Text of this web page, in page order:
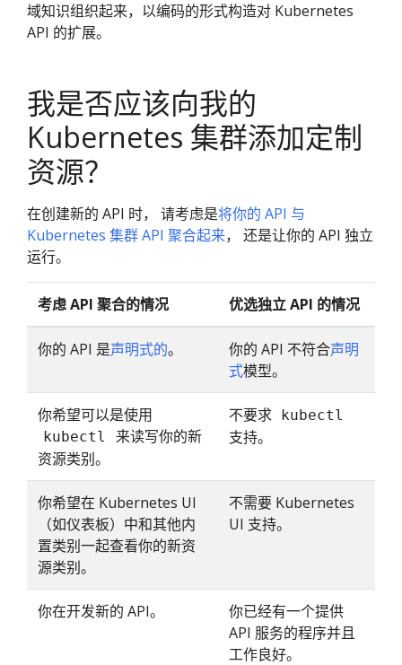
域知识组织起来，以编码的形式构造对 Kubernetes
API 的扩展。
我是否应该向我的
Kubernetes 集群添加定制
资源？
在创建新的 API 时， 请考虑是将你的 API 与
Kubernetes 集群 API 聚合起来， 还是让你的 API 独立
运行。
考虑 API 聚合的情况 优选独立 API 的情况
你的 API 是声明式的。 你的 API 不符合声明
式模型。
你希望可以是使用
kubectl
来读写你的新
资源类别。
不要求 kubectl
支持。
你希望在 Kubernetes UI
（如仪表板）中和其他内
置类别一起查看你的新资
源类别。
不需要 Kubernetes
UI 支持。
你在开发新的 API。
你已经有一个提供
API 服务的程序并且
工作良好。